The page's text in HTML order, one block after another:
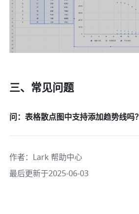
三、常见问题
问：表格散点图中支持添加趋势线吗？
作者： Lark 帮助中心
最后更新于2025-06-03